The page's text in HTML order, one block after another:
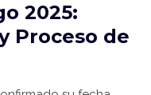
2025:
Proceso de